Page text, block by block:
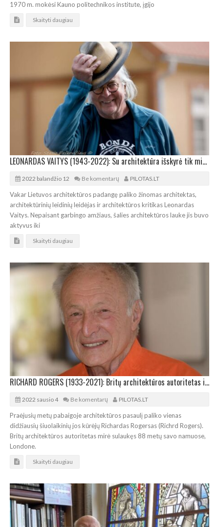
1970 m. mokėsi Kauno politechnikos institute, įgijo
Skaityti daugiau
LEONARDAS VAITYS (1943-2022): Su architektūra išskyrė tik mirtis
2022 balandžio 12 Be komentarų PILOTAS.LT
Vakar Lietuvos architektūros padangę paliko žinomas architektas,
architektūrinių leidinių leidėjas ir architektūros kritikas Leonardas
Vaitys. Nepaisant garbingo amžiaus, šalies architektūros lauke jis buvo
aktyvus iki
Skaityti daugiau
RICHARD ROGERS (1933-2021): Britų architektūros autoritetas išėjo
2022 sausio 4 Be komentarų PILOTAS.LT
Praėjusių metų pabaigoje architektūros pasaulį paliko vienas
didžiausių šiuolaikinių jos kūrėjų Richardas Rogersas (Richrd Rogers).
Britų architektūros autoritetas mirė sulaukęs 88 metų savo namuose,
Londone.
Skaityti daugiau